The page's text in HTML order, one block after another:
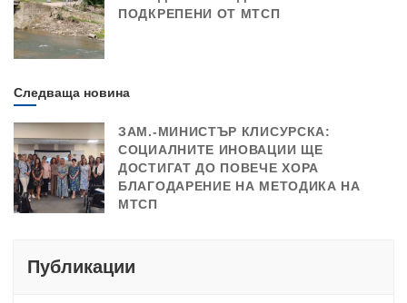
ПОДКРЕПЕНИ ОТ МТСП
Следваща новина
ЗАМ.-МИНИСТЪР КЛИСУРСКА:
СОЦИАЛНИТЕ ИНОВАЦИИ ЩЕ
ДОСТИГАТ ДО ПОВЕЧЕ ХОРА
БЛАГОДАРЕНИЕ НА МЕТОДИКА НА
МТСП
Публикации